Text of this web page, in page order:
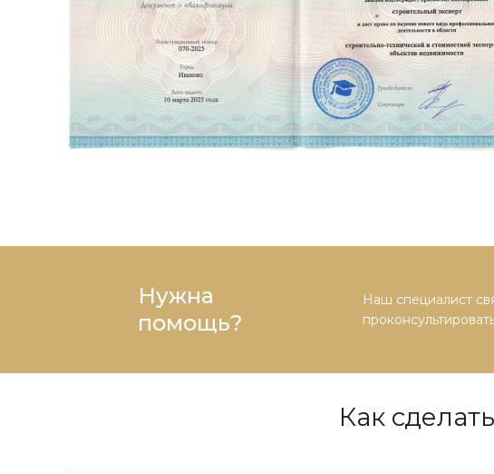
Нужна
помощь?
Наш специалист
Как